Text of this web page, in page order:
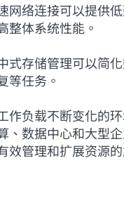
网络连接可以提供
整体系统性能。
式存储管理可以简
等任务。
作负载不断变化的
、数据中心和大型
效管理和扩展资源